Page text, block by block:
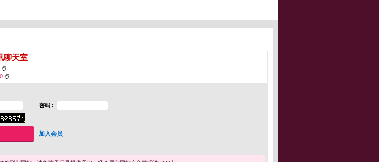
聊天室
点
点
密码 :
加入会员